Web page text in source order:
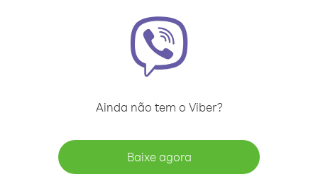
Ainda não tem o Viber?
Baixe agora